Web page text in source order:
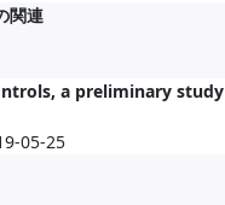
関連
a preliminary study
05-25